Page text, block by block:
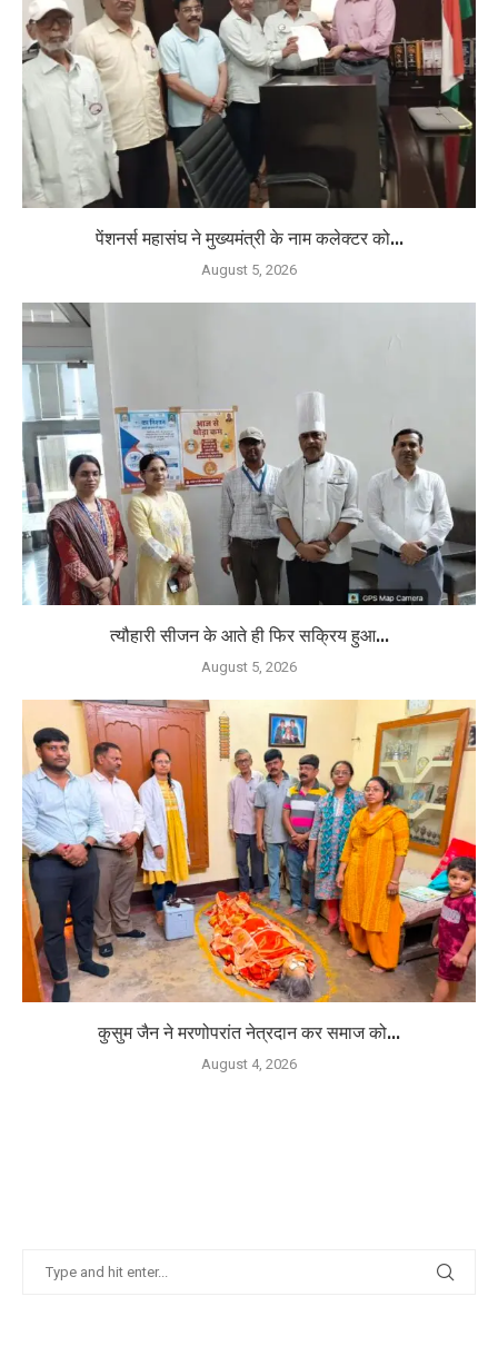
पेंशनर्स महासंघ ने मुख्यमंत्री के नाम कलेक्टर को...
August 5, 2026
त्यौहारी सीजन के आते ही फिर सक्रिय हुआ...
August 5, 2026
कुसुम जैन ने मरणोपरांत नेत्रदान कर समाज को...
August 4, 2026